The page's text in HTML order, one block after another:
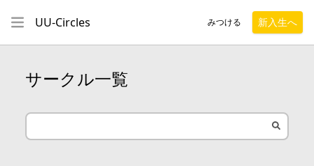
UU-Circles みつける 新入生へ
サークル一覧